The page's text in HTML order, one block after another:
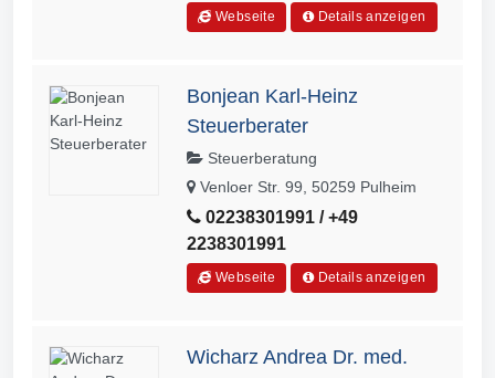
Webseite Details anzeigen
Bonjean Karl-Heinz
Steuerberater
Steuerberatung
Venloer Str. 99, 50259 Pulheim
02238301991 / +49
2238301991
Webseite Details anzeigen
Wicharz Andrea Dr. med.